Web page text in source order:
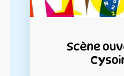
Scène